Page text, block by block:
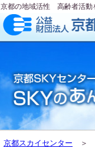
京都の地域活性 高齢者活動
京都スカイセンター ＞